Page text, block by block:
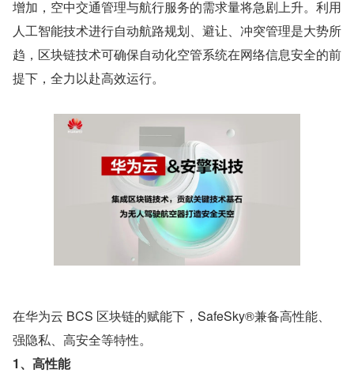
增加，空中交通管理与航行服务的需求量将急剧上升。利用
人工智能技术进行自动航路规划、避让、冲突管理是大势所
趋，区块链技术可确保自动化空管系统在网络信息安全的前
提下，全力以赴高效运行。
在华为云 BCS 区块链的赋能下，SafeSky®兼备高性能、
强隐私、高安全等特性。
1、高性能